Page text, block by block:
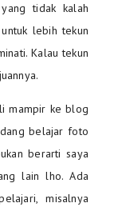
tidak kalah
lebih tekun
Kalau tekun
mampir ke blog
belajar foto
berarti saya
lain lho. Ada
misalnya